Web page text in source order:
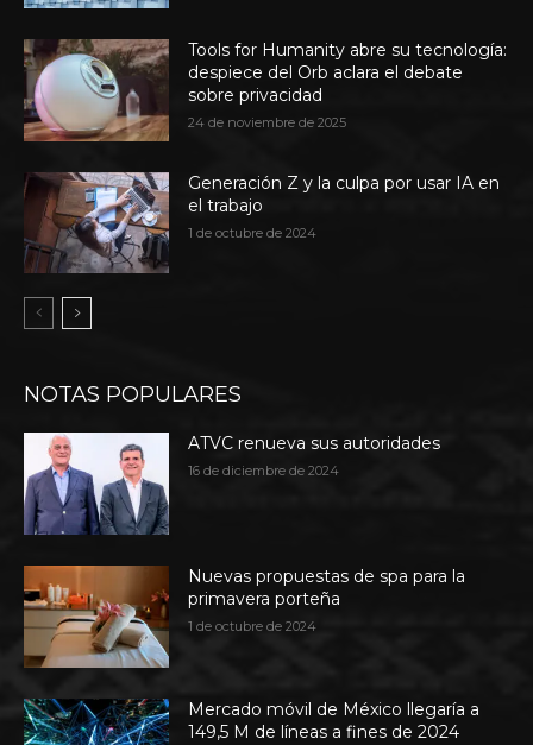
Tools for Humanity abre su tecnología:
despiece del Orb aclara el debate
sobre privacidad
24 de noviembre de 2025
Generación Z y la culpa por usar IA en
el trabajo
1 de octubre de 2024
NOTAS POPULARES
ATVC renueva sus autoridades
16 de diciembre de 2024
Nuevas propuestas de spa para la
primavera porteña
1 de octubre de 2024
Mercado móvil de México llegaría a
149,5 M de líneas a fines de 2024